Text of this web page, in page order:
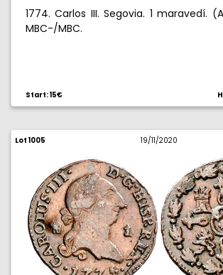
1774. Carlos III. Segovia. 1 maravedí.
MBC-/MBC.
Start: 15€
Lot 1005 19/11/2020